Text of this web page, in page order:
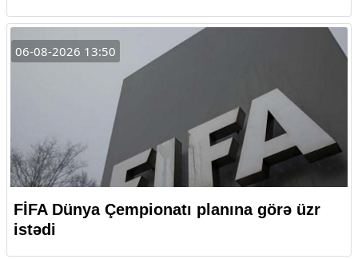
06-08-2026 13:50
FİFA Dünya Çempionatı planına görə üzr
istədi